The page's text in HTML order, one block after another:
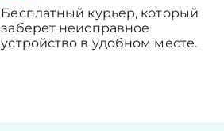
Бесплатный курьер, который
заберет неисправное
устройство в удобном месте.